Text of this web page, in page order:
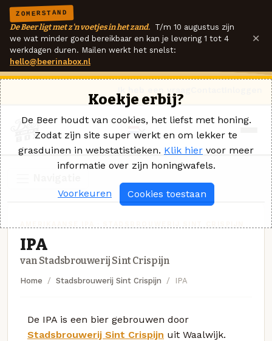
ZOMERSTAND
De Beer ligt met z'n voetjes in het zand. T/m 10 augustus zijn
we wat minder goed bereikbaar en kan je levering 1 tot 4
werkdagen duren. Mailen werkt het snelst:
hello@beerinabox.nl
×
IPA
van Stadsbrouwerij Sint Crispijn
Home Stadsbrouwerij Sint Crispijn IPA
De IPA is een bier gebrouwen door
Stadsbrouwerij Sint Crispijn uit Waalwijk.
Koekje erbij?
De Beer houdt van cookies, het liefst met honing.
Zodat zijn site super werkt en om lekker te
grasduinen in webstatistieken. Klik hier voor meer
informatie over zijn honingwafels.
Voorkeuren Cookies toestaan